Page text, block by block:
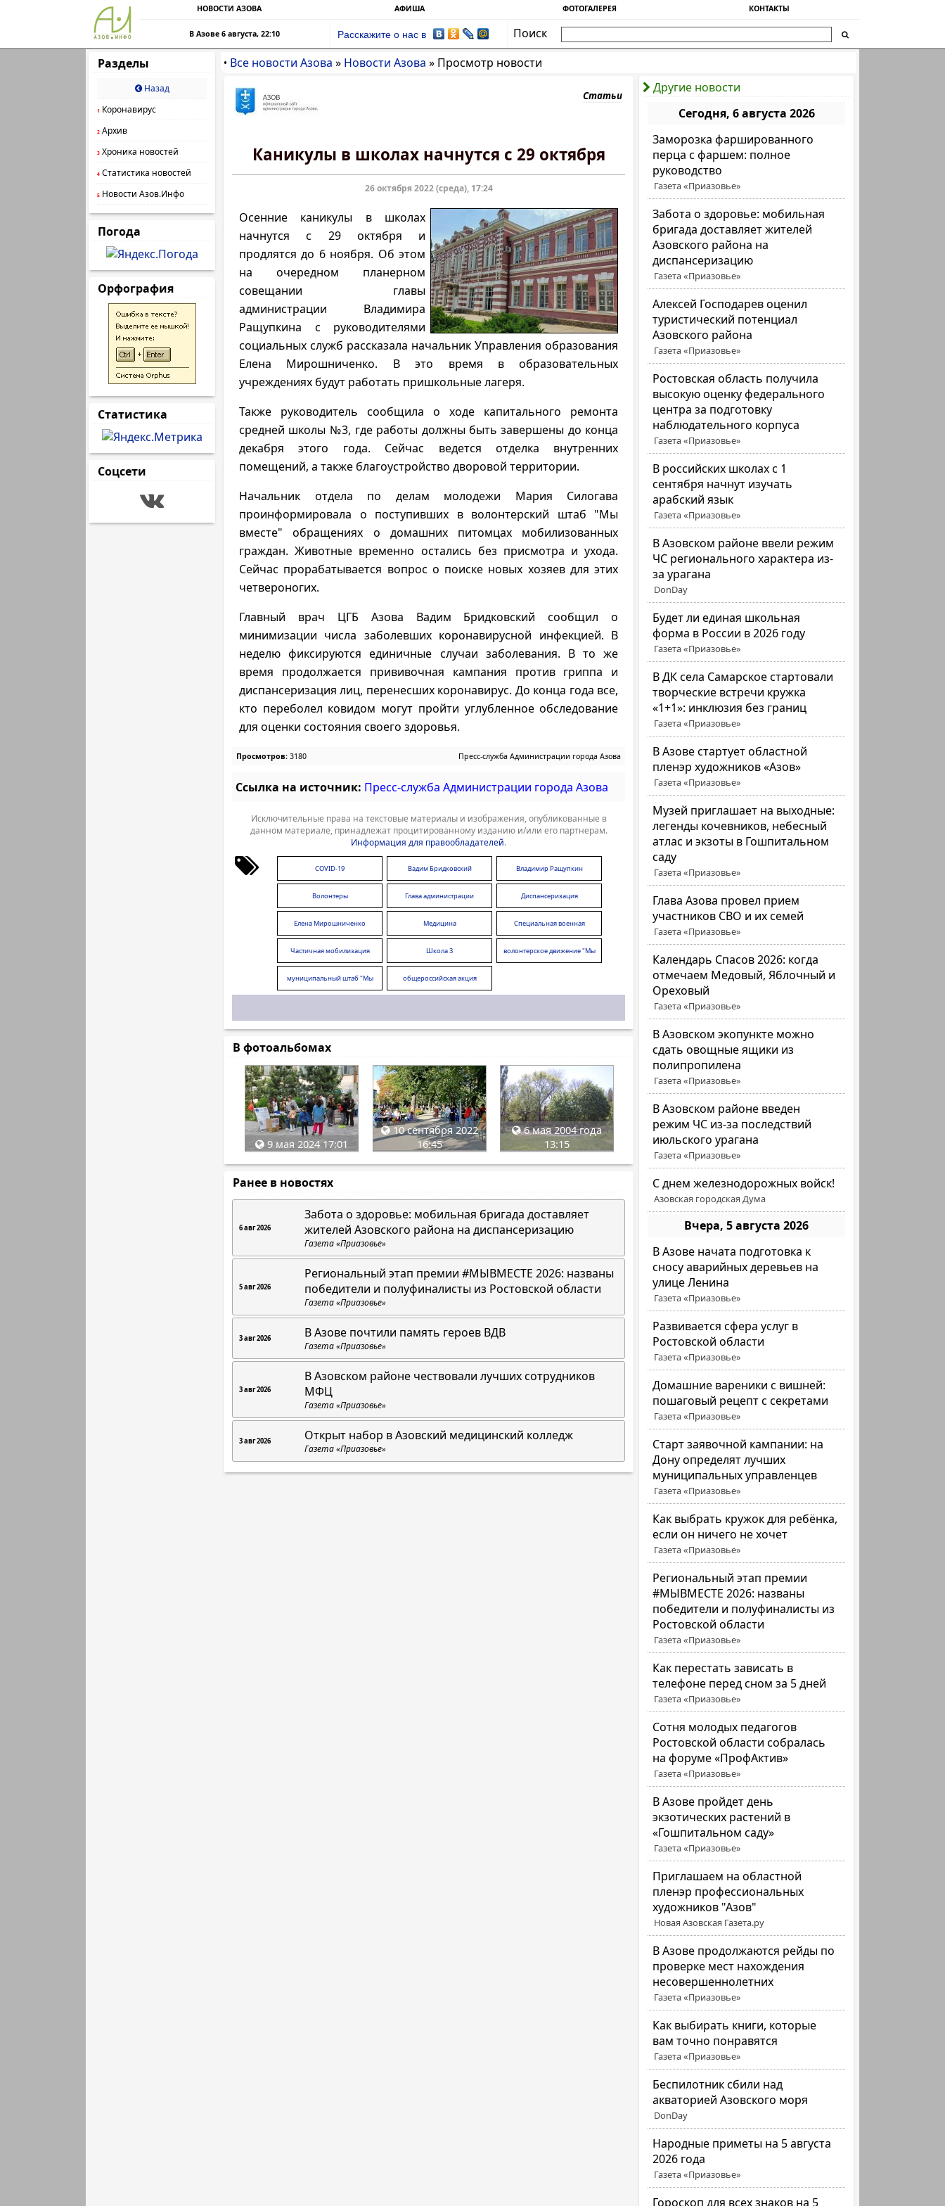
НОВОСТИ АЗОВА АФИША ФОТОГАЛЕРЕЯ КОНТАКТЫ
В Азове 6 августа, 22:10 Расскажите о нас в
Поиск
Разделы
Назад
1 Коронавирус
2 Архив
3 Хроника новостей
4 Статистика новостей
5 Новости Азов.Инфо
Погода
Орфография
Статистика
Соцсети
• Все новости Азова » Новости Азова » Просмотр новости
Другие новости
Сегодня, 6 августа 2026
Заморозка фаршированного
перца с фаршем: полное
руководство
Газета «Приазовье»
Забота о здоровье: мобильная
бригада доставляет жителей
Азовского района на
диспансеризацию
Газета «Приазовье»
Алексей Господарев оценил
туристический потенциал
Азовского района
Газета «Приазовье»
Ростовская область получила
высокую оценку федерального
центра за подготовку
наблюдательного корпуса
Газета «Приазовье»
В российских школах с 1
сентября начнут изучать
арабский язык
Газета «Приазовье»
В Азовском районе ввели режим
ЧС регионального характера из-
за урагана
DonDay
Будет ли единая школьная
форма в России в 2026 году
Газета «Приазовье»
В ДК села Самарское стартовали
творческие встречи кружка
«1+1»: инклюзия без границ
Газета «Приазовье»
В Азове стартует областной
пленэр художников «Азов»
Газета «Приазовье»
Музей приглашает на выходные:
легенды кочевников, небесный
атлас и экзоты в Гошпитальном
саду
Газета «Приазовье»
Глава Азова провел прием
участников СВО и их семей
Газета «Приазовье»
Календарь Спасов 2026: когда
отмечаем Медовый, Яблочный и
Ореховый
Газета «Приазовье»
В Азовском экопункте можно
сдать овощные ящики из
полипропилена
Газета «Приазовье»
В Азовском районе введен
режим ЧС из-за последствий
июльского урагана
Газета «Приазовье»
С днем железнодорожных войск!
Азовская городская Дума
Вчера, 5 августа 2026
В Азове начата подготовка к
сносу аварийных деревьев на
улице Ленина
Газета «Приазовье»
Развивается сфера услуг в
Ростовской области
Газета «Приазовье»
Домашние вареники с вишней:
пошаговый рецепт с секретами
Газета «Приазовье»
Старт заявочной кампании: на
Дону определят лучших
муниципальных управленцев
Газета «Приазовье»
Как выбрать кружок для ребёнка,
если он ничего не хочет
Газета «Приазовье»
Региональный этап премии
#МЫВМЕСТЕ 2026: названы
победители и полуфиналисты из
Ростовской области
Газета «Приазовье»
Как перестать зависать в
телефоне перед сном за 5 дней
Газета «Приазовье»
Сотня молодых педагогов
Ростовской области собралась
на форуме «ПрофАктив»
Газета «Приазовье»
В Азове пройдет день
экзотических растений в
«Гошпитальном саду»
Газета «Приазовье»
Приглашаем на областной
пленэр профессиональных
художников "Азов"
Новая Азовская Газета.ру
В Азове продолжаются рейды по
проверке мест нахождения
несовершеннолетних
Газета «Приазовье»
Как выбирать книги, которые
вам точно понравятся
Газета «Приазовье»
Беспилотник сбили над
акваторией Азовского моря
DonDay
Народные приметы на 5 августа
2026 года
Газета «Приазовье»
Гороскоп для всех знаков на 5
Статьи
Каникулы в школах начнутся с 29 октября
26 октября 2022 (среда), 17:24
Осенние каникулы в школах
начнутся с 29 октября и
продлятся до 6 ноября. Об этом
на очередном планерном
совещании главы
администрации Владимира
Ращупкина с руководителями
социальных служб рассказала начальник Управления образования
Елена Мирошниченко. В это время в образовательных
учреждениях будут работать пришкольные лагеря.
Также руководитель сообщила о ходе капитального ремонта
средней школы №3, где работы должны быть завершены до конца
декабря этого года. Сейчас ведется отделка внутренних
помещений, а также благоустройство дворовой территории.
Начальник отдела по делам молодежи Мария Силогава
проинформировала о поступивших в волонтерский штаб "Мы
вместе" обращениях о домашних питомцах мобилизованных
граждан. Животные временно остались без присмотра и ухода.
Сейчас прорабатывается вопрос о поиске новых хозяев для этих
четвероногих.
Главный врач ЦГБ Азова Вадим Бридковский сообщил о
минимизации числа заболевших коронавирусной инфекцией. В
неделю фиксируются единичные случаи заболевания. В то же
время продолжается прививочная кампания против гриппа и
диспансеризация лиц, перенесших коронавирус. До конца года все,
кто переболел ковидом могут пройти углубленное обследование
для оценки состояния своего здоровья.
Просмотров: 3180 Пресс-служба Администрации города Азова
Ссылка на источник: Пресс-служба Администрации города Азова
Исключительные права на текстовые материалы и изображения, опубликованные в
данном материале, принадлежат процитированному изданию и/или его партнерам.
Информация для правообладателей.
COVID-19 Вадим Бридковский Владимир Ращупкин
Волонтеры Глава администрации Диспансеризация
Елена Мирошниченко Медицина
Специальная военная
операция
Частичная мобилизация
Школа 3
волонтерское движение "Мы
вместе!"
муниципальный штаб "Мы
вместе"
общероссийская акция
"МыВместе"
В фотоальбомах
9 мая 2024 17:01
10 сентября 2022
16:45
6 мая 2004 года
13:15
Ранее в новостях
6 авг 2026
Забота о здоровье: мобильная бригада доставляет
жителей Азовского района на диспансеризацию
Газета «Приазовье»
5 авг 2026
Региональный этап премии #МЫВМЕСТЕ 2026: названы
победители и полуфиналисты из Ростовской области
Газета «Приазовье»
3 авг 2026 В Азове почтили память героев ВДВ
Газета «Приазовье»
3 авг 2026
В Азовском районе чествовали лучших сотрудников
МФЦ
Газета «Приазовье»
3 авг 2026 Открыт набор в Азовский медицинский колледж
Газета «Приазовье»